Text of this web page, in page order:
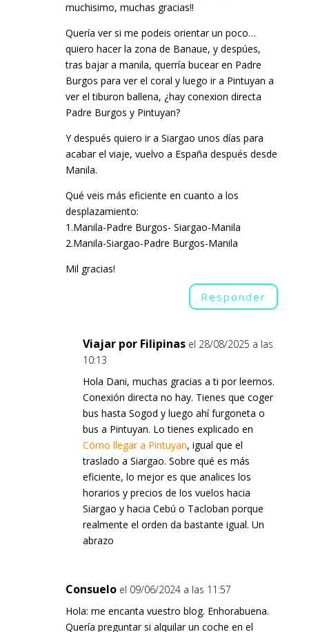
muchisimo, muchas gracias!!
Quería ver si me podeis orientar un poco…
quiero hacer la zona de Banaue, y despúes,
tras bajar a manila, querría bucear en Padre
Burgos para ver el coral y luego ir a Pintuyan a
ver el tiburon ballena, ¿hay conexion directa
Padre Burgos y Pintuyan?
Y después quiero ir a Siargao unos días para
acabar el viaje, vuelvo a España después desde
Manila.
Qué veis más eficiente en cuanto a los
desplazamiento:
1.Manila-Padre Burgos- Siargao-Manila
2.Manila-Siargao-Padre Burgos-Manila
Mil gracias!
Responder
Viajar por Filipinas el 28/08/2025 a las
10:13
Hola Dani, muchas gracias a ti por leernos.
Conexión directa no hay. Tienes que coger
bus hasta Sogod y luego ahí furgoneta o
bus a Pintuyan. Lo tienes explicado en
Cómo llegar a Pintuyan, igual que el
traslado a Siargao. Sobre qué es más
eficiente, lo mejor es que analices los
horarios y precios de los vuelos hacia
Siargao y hacia Cebú o Tacloban porque
realmente el orden da bastante igual. Un
abrazo
Consuelo el 09/06/2024 a las 11:57
Hola: me encanta vuestro blog. Enhorabuena.
Quería preguntar si alquilar un coche en el